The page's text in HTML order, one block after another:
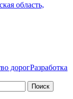
область,
дорогРазработка